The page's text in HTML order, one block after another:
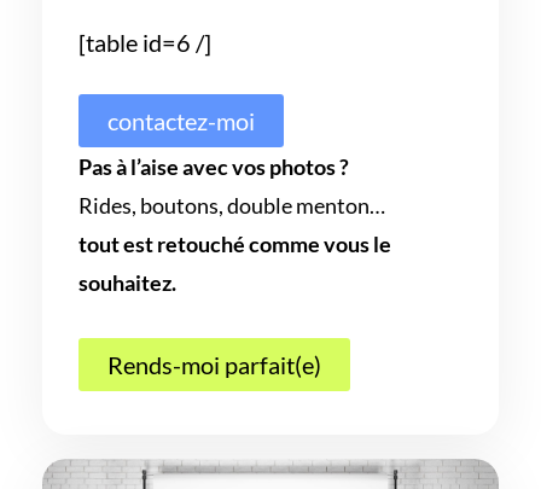
[table id=6 /]
contactez-moi
Pas à l’aise avec vos photos ?
Rides, boutons, double menton…
tout est retouché comme vous le
souhaitez.
Rends-moi parfait(e)